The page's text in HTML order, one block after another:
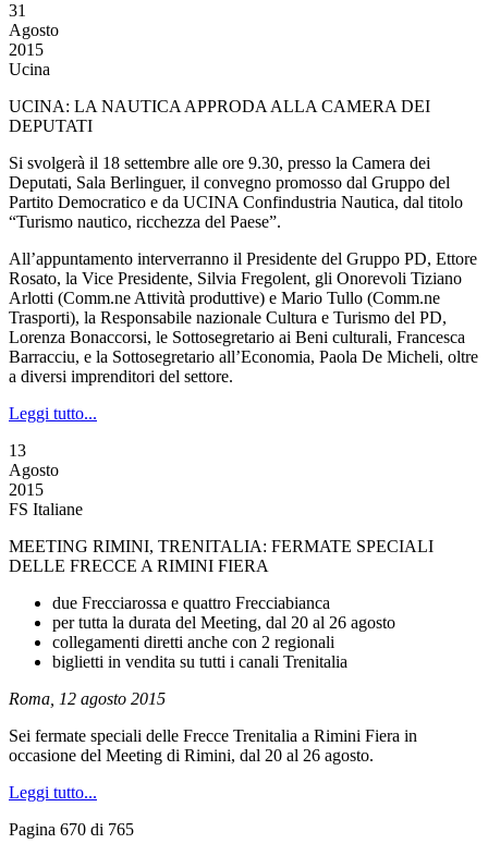
31
Agosto
2015
Ucina
UCINA: LA NAUTICA APPRODA ALLA CAMERA DEI
DEPUTATI
Si svolgerà il 18 settembre alle ore 9.30, presso la Camera dei
Deputati, Sala Berlinguer, il convegno promosso dal Gruppo del
Partito Democratico e da UCINA Confindustria Nautica, dal titolo
“Turismo nautico, ricchezza del Paese”.
All’appuntamento interverranno il Presidente del Gruppo PD, Ettore
Rosato, la Vice Presidente, Silvia Fregolent, gli Onorevoli Tiziano
Arlotti (Comm.ne Attività produttive) e Mario Tullo (Comm.ne
Trasporti), la Responsabile nazionale Cultura e Turismo del PD,
Lorenza Bonaccorsi, le Sottosegretario ai Beni culturali, Francesca
Barracciu, e la Sottosegretario all’Economia, Paola De Micheli, oltre
a diversi imprenditori del settore.
Leggi tutto...
13
Agosto
2015
FS Italiane
MEETING RIMINI, TRENITALIA: FERMATE SPECIALI
DELLE FRECCE A RIMINI FIERA
due Frecciarossa e quattro Frecciabianca
per tutta la durata del Meeting, dal 20 al 26 agosto
collegamenti diretti anche con 2 regionali
biglietti in vendita su tutti i canali Trenitalia
Roma, 12 agosto 2015
Sei fermate speciali delle Frecce Trenitalia a Rimini Fiera in
occasione del Meeting di Rimini, dal 20 al 26 agosto.
Leggi tutto...
Pagina 670 di 765